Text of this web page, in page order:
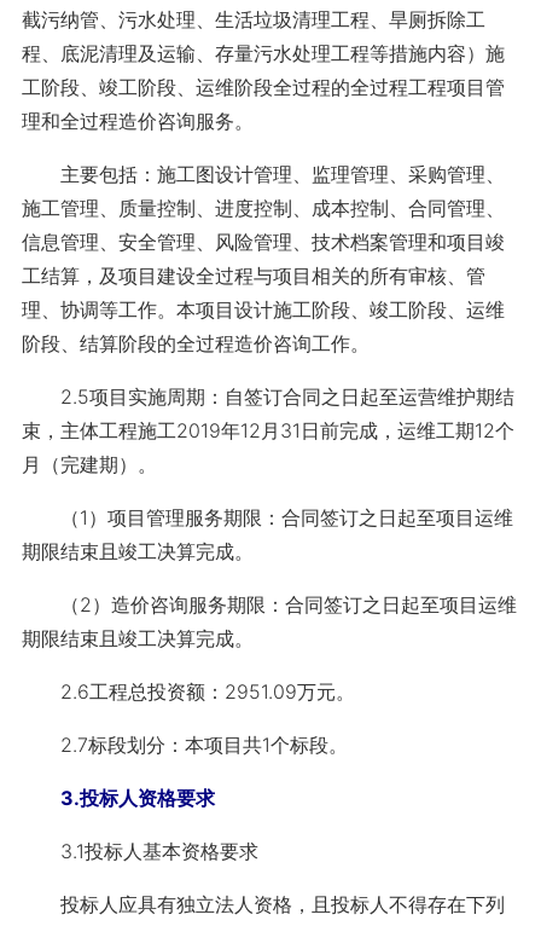
截污纳管、污水处理、生活垃圾清理工程、旱厕拆除工
程、底泥清理及运输、存量污水处理工程等措施内容）施
工阶段、竣工阶段、运维阶段全过程的全过程工程项目管
理和全过程造价咨询服务。
主要包括：施工图设计管理、监理管理、采购管理、
施工管理、质量控制、进度控制、成本控制、合同管理、
信息管理、安全管理、风险管理、技术档案管理和项目竣
工结算，及项目建设全过程与项目相关的所有审核、管
理、协调等工作。 本项目设计施工阶段、竣工阶段、运维
阶段、结算阶段的全过程造价咨询工作。
2.5项目实施周期：自签订合同之日起至运营维护期结
束，主体工程施工2019年12月31日前完成，运维工期12个
月（完建期）。
（1）项目管理服务期限：合同签订之日起至项目运维
期限结束且竣工决算完成。
（2）造价咨询服务期限：合同签订之日起至项目运维
期限结束且竣工决算完成。
2.6工程总投资额：2951.09万元。
2.7标段划分：本项目共1个标段。
3.投标人资格要求
3.1投标人基本资格要求
投标人应具有独立法人资格，且投标人不得存在下列